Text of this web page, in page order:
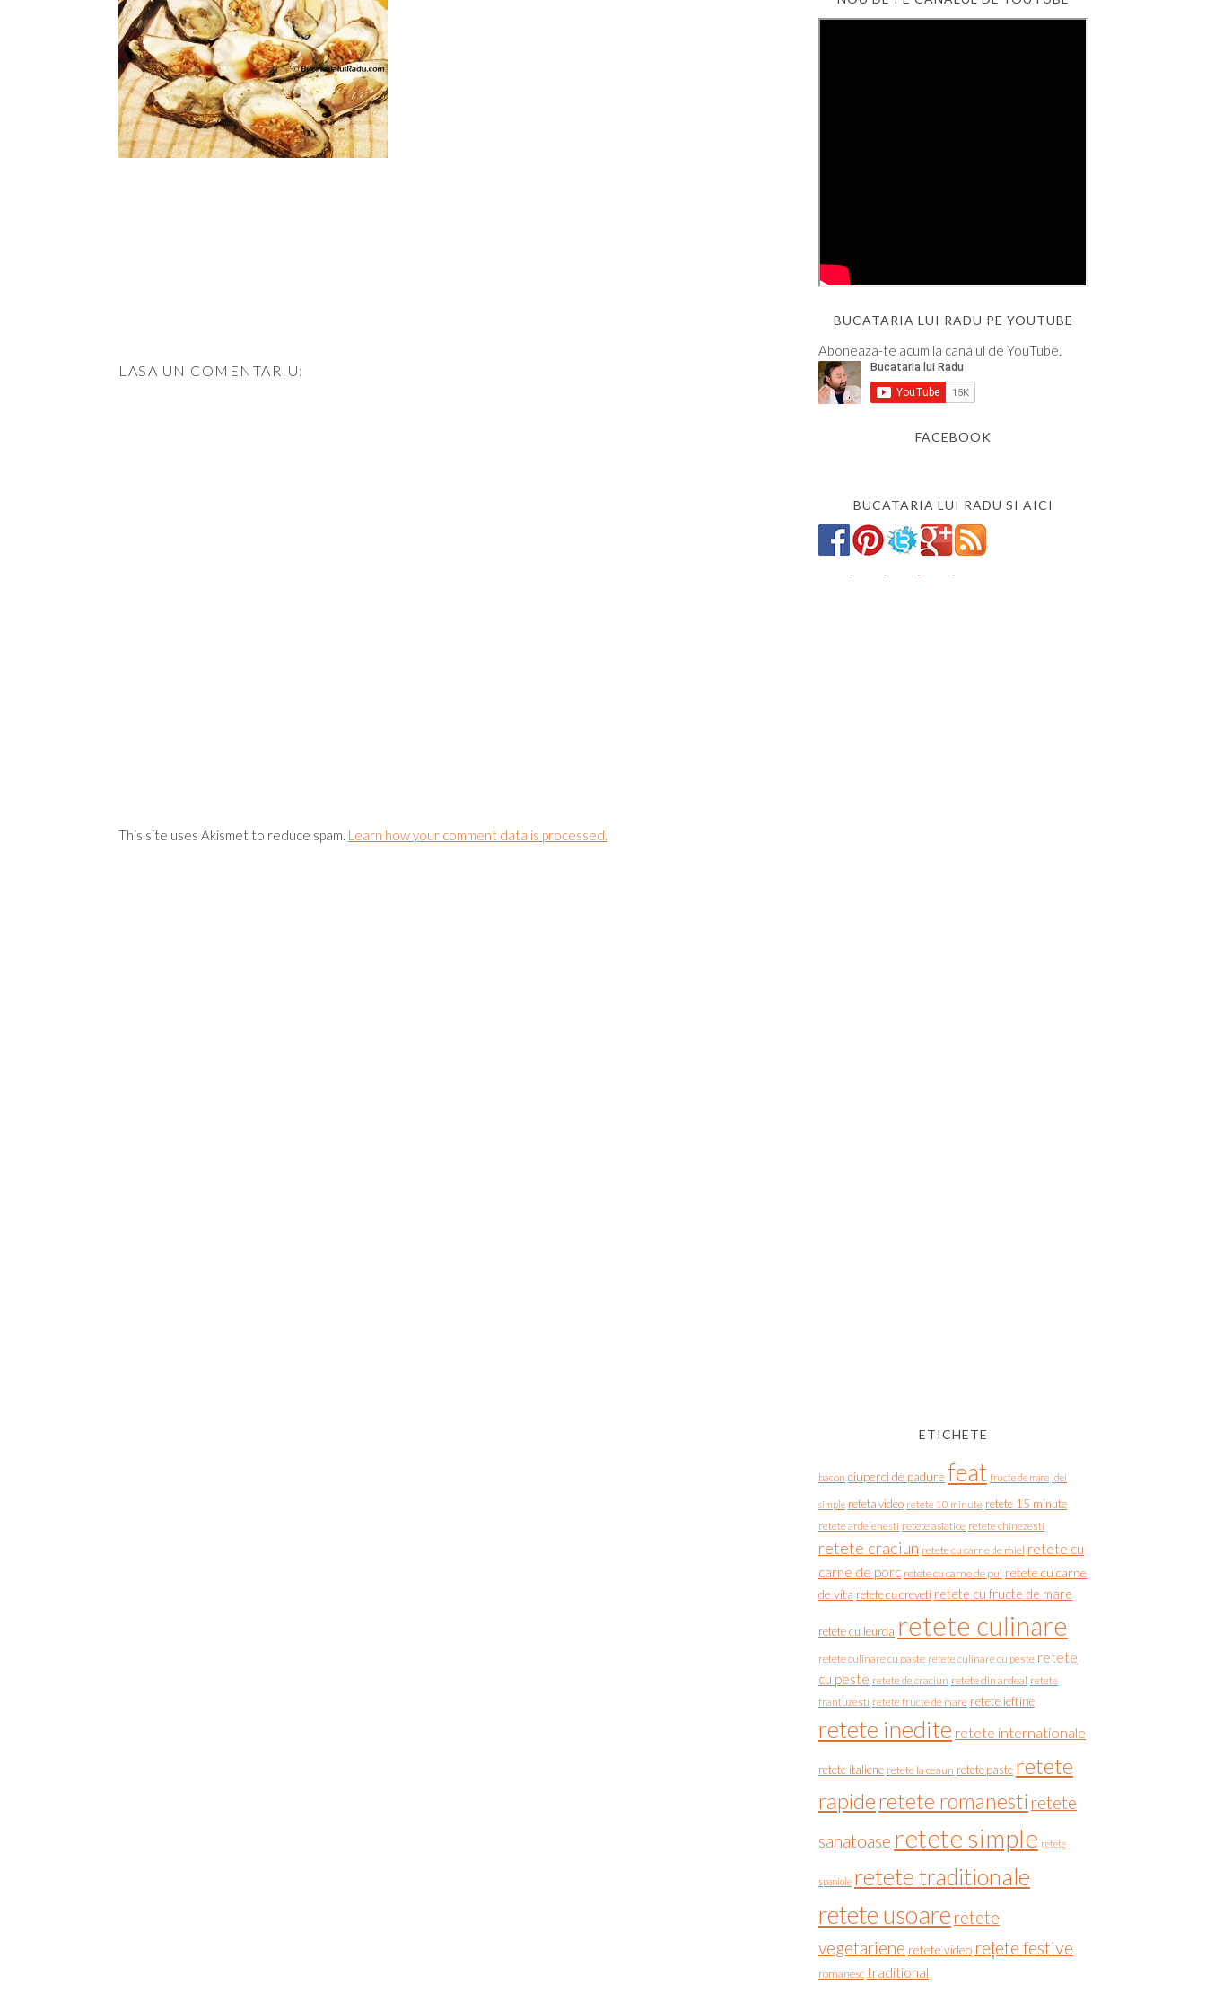
LASA UN COMENTARIU:
This site uses Akismet to reduce spam. Learn how your comment data is processed.
BUCATARIA LUI RADU PE YOUTUBE
Aboneaza-te acum la canalul de YouTube.
FACEBOOK
BUCATARIA LUI RADU SI AICI
ETICHETE
bacon ciuperci de padure feat fructe de mare idei
simple reteta video retete 10 minute retete 15 minute
retete ardelenesti retete asiatice retete chinezesti
retete craciun retete cu carne de miel retete cu
carne de porc retete cu carne de pui retete cu carne
de vita retete cu creveti retete cu fructe de mare
retete cu leurda retete culinare
retete culinare cu paste retete culinare cu peste retete
cu peste retete de craciun retete din ardeal retete
frantuzesti retete fructe de mare retete ieftine
retete inedite retete internationale
retete italiene retete la ceaun retete paste retete
rapideretete romanesti retete
sanatoase retete simple retete
spaniole retete traditionale
retete usoare retete
vegetariene retete video rețete festive
romanesc traditional